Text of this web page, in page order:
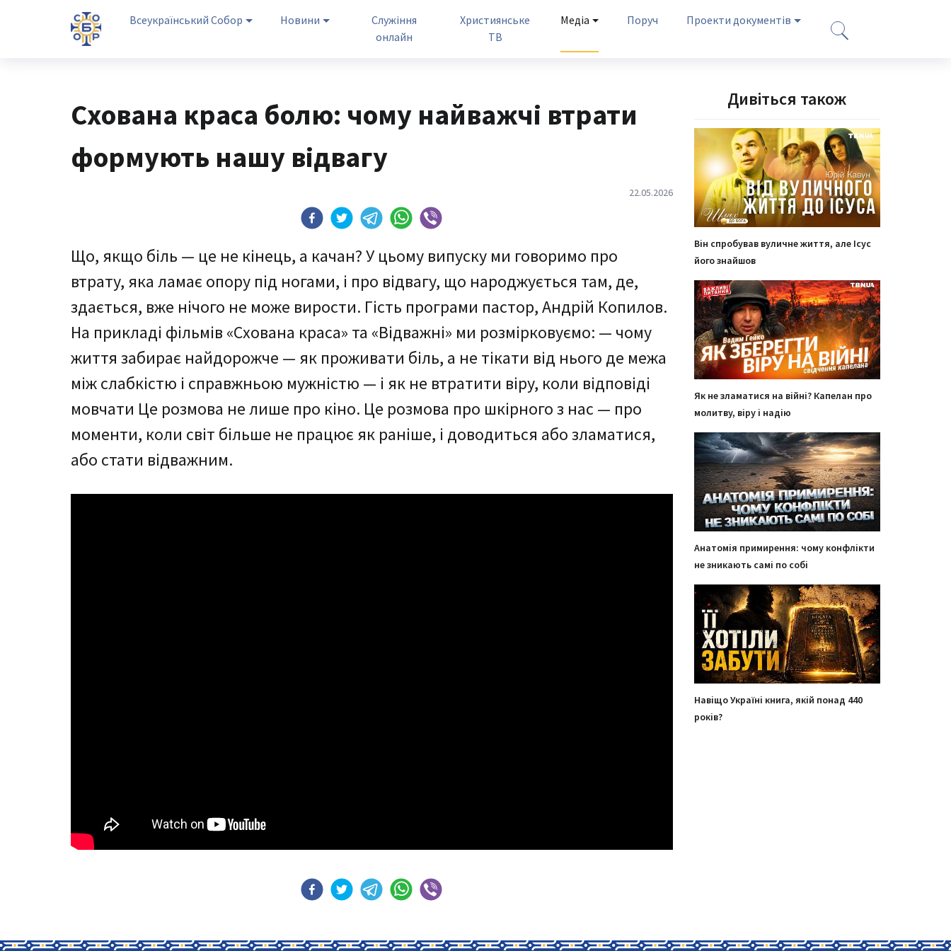
Всеукраїнський Собор Новини
Служіння
онлайн
Християнське
ТВ
Медіа Поруч Проекти документів
Схована краса болю: чому найважчі втрати
формують нашу відвагу
22.05.2026
Що, якщо біль — це не кінець, а качан? У цьому випуску ми говоримо про
втрату, яка ламає опору під ногами, і про відвагу, що народжується там, де,
здається, вже нічого не може вирости. Гість програми пастор, Андрій Копилов.
На прикладі фільмів «Схована краса» та «Відважні» ми розмірковуємо: — чому
життя забирає найдорожче — як проживати біль, а не тікати від нього де межа
між слабкістю і справжньою мужністю — і як не втратити віру, коли відповіді
мовчати Це розмова не лише про кіно. Це розмова про шкірного з нас — про
моменти, коли світ більше не працює як раніше, і доводиться або зламатися,
або стати відважним.
Дивіться також
Він спробував вуличне життя, але Ісус
його знайшов
Як не зламатися на війні? Капелан про
молитву, віру і надію
Анатомія примирення: чому конфлікти
не зникають самі по собі
Навіщо Україні книга, якій понад 440
років?